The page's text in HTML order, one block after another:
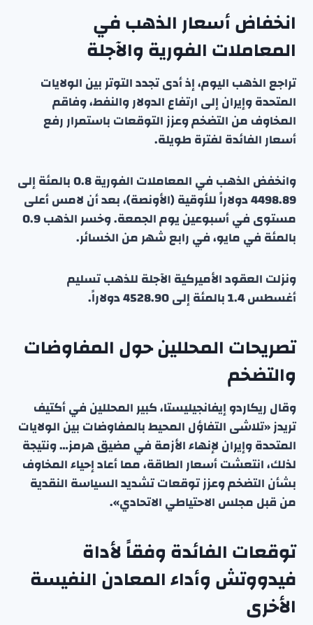
انخفاض أسعار الذهب في
المعاملات الفورية والآجلة
تراجع الذهب اليوم، إذ أدى تجدد التوتر بين الولايات
المتحدة وإيران إلى ارتفاع الدولار والنفط، وفاقم
المخاوف من التضخم وعزز التوقعات باستمرار رفع
أسعار الفائدة لفترة طويلة.
وانخفض الذهب في المعاملات الفورية 0.8 بالمئة إلى
4498.89 دولاراً للأوقية (الأونصة)، بعد أن لامس أعلى
مستوى في أسبوعين يوم الجمعة. وخسر الذهب 0.9
بالمئة في مايو، في رابع شهر من الخسائر.
ونزلت العقود الأميركية الآجلة للذهب تسليم
أغسطس 1.4 بالمئة إلى 4528.90 دولاراً.
تصريحات المحللين حول المفاوضات
والتضخم
وقال ريكاردو إيفانجيليستا، كبير المحللين في أكتيف
تريدز «تلاشى التفاؤل المحيط بالمفاوضات بين الولايات
المتحدة وإيران لإنهاء الأزمة في مضيق هرمز… ونتيجة
لذلك، انتعشت أسعار الطاقة، مما أعاد إحياء المخاوف
بشأن التضخم وعزز توقعات تشديد السياسة النقدية
من قبل مجلس الاحتياطي الاتحادي».
توقعات الفائدة وفقاً لأداة
فيدووتش وأداء المعادن النفيسة
الأخرى